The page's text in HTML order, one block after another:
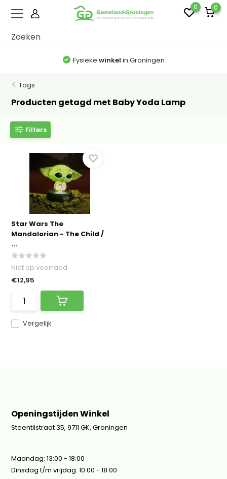
0 0
Fysieke winkel in Groningen
Tags
Producten getagd met Baby Yoda Lamp
Filters
Star Wars The
Mandalorian - The Child /
...
Vergelijk
Niet op voorraad
€12,95
Openingstijden Winkel
Steentilstraat 35, 9711 GK, Groningen
Maandag: 13:00 - 18:00
Dinsdag t/m vrijdag: 10:00 - 18:00